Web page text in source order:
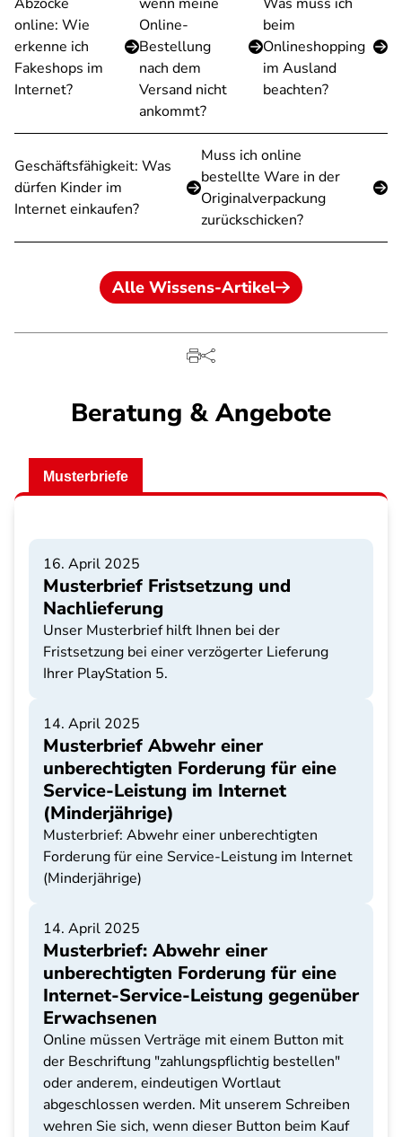
online: Wie
erkenne ich
Fakeshops im
Internet?
Online-
Bestellung
nach dem
Versand nicht
ankommt?
beim
Onlineshopping
im Ausland
beachten?
Geschäftsfähigkeit: Was
dürfen Kinder im
Internet einkaufen?
Muss ich online
bestellte Ware in der
Originalverpackung
zurückschicken?
Alle Wissens-Artikel
Beratung & Angebote
Musterbriefe
16. April 2025
Musterbrief Fristsetzung und
Nachlieferung
Unser Musterbrief hilft Ihnen bei der
Fristsetzung bei einer verzögerter Lieferung
Ihrer PlayStation 5.
14. April 2025
Musterbrief Abwehr einer
unberechtigten Forderung für eine
Service-Leistung im Internet
(Minderjährige)
Musterbrief: Abwehr einer unberechtigten
Forderung für eine Service-Leistung im Internet
(Minderjährige)
14. April 2025
Musterbrief: Abwehr einer
unberechtigten Forderung für eine
Internet-Service-Leistung gegenüber
Erwachsenen
Online müssen Verträge mit einem Button mit
der Beschriftung "zahlungspflichtig bestellen"
oder anderem, eindeutigen Wortlaut
abgeschlossen werden. Mit unserem Schreiben
wehren Sie sich, wenn dieser Button beim Kauf